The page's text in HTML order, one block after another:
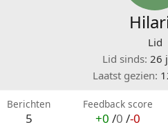
Lid
Lid sinds 26
Laatst gezien
Berichten
5
Feedback score
+0 /0 /-0